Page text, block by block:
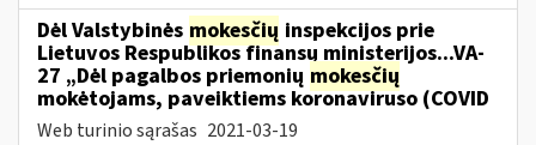
Dėl Valstybinės mokesčių inspekcijos prie
Lietuvos Respublikos finansų ministerijos...VA-
27 „Dėl pagalbos priemonių mokesčių
mokėtojams, paveiktiems koronaviruso (COVID
Web turinio sąrašas 2021-03-19